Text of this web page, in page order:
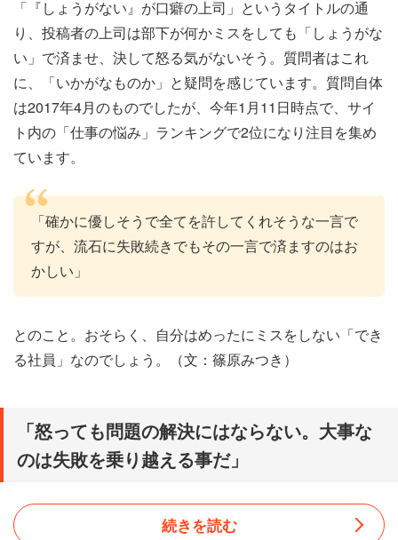
「『しょうがない』が口癖の上司」というタイトルの通
り、投稿者の上司は部下が何かミスをしても「しょうがな
い」で済ませ、決して怒る気がないそう。質問者はこれ
に、「いかがなものか」と疑問を感じています。質問自体
は2017年4月のものでしたが、今年1月11日時点で、サイ
ト内の「仕事の悩み」ランキングで2位になり注目を集め
ています。
「確かに優しそうで全てを許してくれそうな一言で
すが、流石に失敗続きでもその一言で済ますのはお
かしい」
とのこと。おそらく、自分はめったにミスをしない「でき
る社員」なのでしょう。（文：篠原みつき）
「怒っても問題の解決にはならない。大事な
のは失敗を乗り越える事だ」
続きを読む